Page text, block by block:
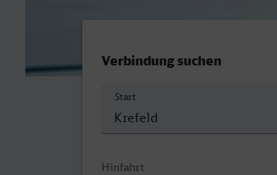
Verbindung suchen
Start
Hinfahrt